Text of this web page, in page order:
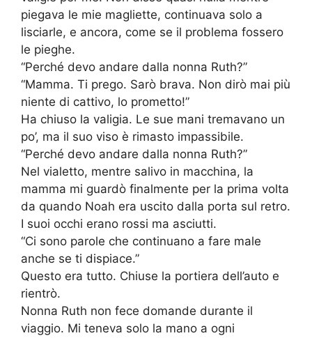
piegava le mie magliette, continuava solo a
lisciarle, e ancora, come se il problema fossero
le pieghe.
“Perché devo andare dalla nonna Ruth?”
“Mamma. Ti prego. Sarò brava. Non dirò mai più
niente di cattivo, lo prometto!”
Ha chiuso la valigia. Le sue mani tremavano un
po’, ma il suo viso è rimasto impassibile.
“Perché devo andare dalla nonna Ruth?”
Nel vialetto, mentre salivo in macchina, la
mamma mi guardò finalmente per la prima volta
da quando Noah era uscito dalla porta sul retro.
I suoi occhi erano rossi ma asciutti.
“Ci sono parole che continuano a fare male
anche se ti dispiace.”
Questo era tutto. Chiuse la portiera dell’auto e
rientrò.
Nonna Ruth non fece domande durante il
viaggio. Mi teneva solo la mano a ogni